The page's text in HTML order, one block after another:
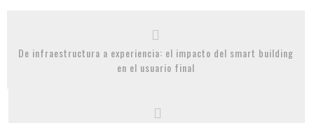
De infraestructura a experiencia: el impacto del smart building
en el usuario final